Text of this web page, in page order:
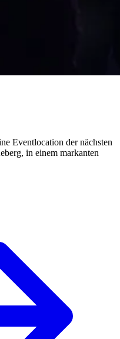
Eventlocation der nächsten
in einem markanten